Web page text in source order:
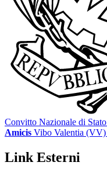
Convitto Nazionale di Stato
Amicis Vibo Valentia (VV)
Link Esterni